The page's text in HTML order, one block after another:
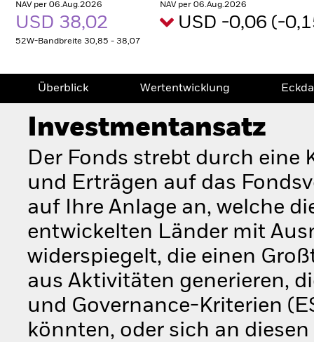
NAV per 06.Aug.2026
USD 38,02
52W-Bandbreite 30,85 - 38,07
NAV per 06.Aug.2026
USD -0,06 (-
Überblick Wertentwicklung
Investmentansatz
Der Fonds strebt durch
und Erträgen auf das
auf Ihre Anlage an, welche
entwickelten Länder mit
widerspiegelt, die einen
aus Aktivitäten generieren,
und Governance-Kriterien
könnten, oder sich an